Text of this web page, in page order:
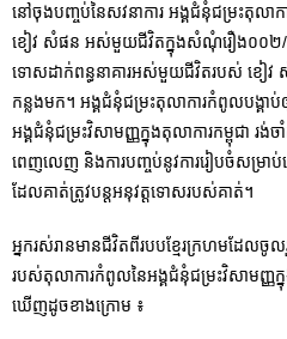
នៅចុងបញ្ចប់នៃសវនាការ អង្គជំនុំជម្រះតុលា
ខៀវ សំផន អស់មួយជីវិតក្នុងសំណុំរឿង០០២/០
ទោសដាក់ពន្ធនាគារអស់មួយជីវិតរបស់ ខៀ
កន្លងមក។ អង្គជំនុំជម្រះតុលាការកំពូលបង្គា
អង្គជំនុំជម្រះវិសាមញ្ញក្នុងតុលាការកម្ពុជា រ
ពេញលេញ និងការបញ្ចប់នូវការរៀបចំសម្រាប់
ដែលគាត់ត្រូវបន្តអនុវត្តទោសរបស់គាត់។
អ្នករស់រានមានជីវិតពីរបបខ្មែរក្រហមដែល
របស់តុលាការកំពូលនៃអង្គជំនុំជម្រះវិសាមញ្ញក្
ឃើញដូចខាងក្រោម ៖